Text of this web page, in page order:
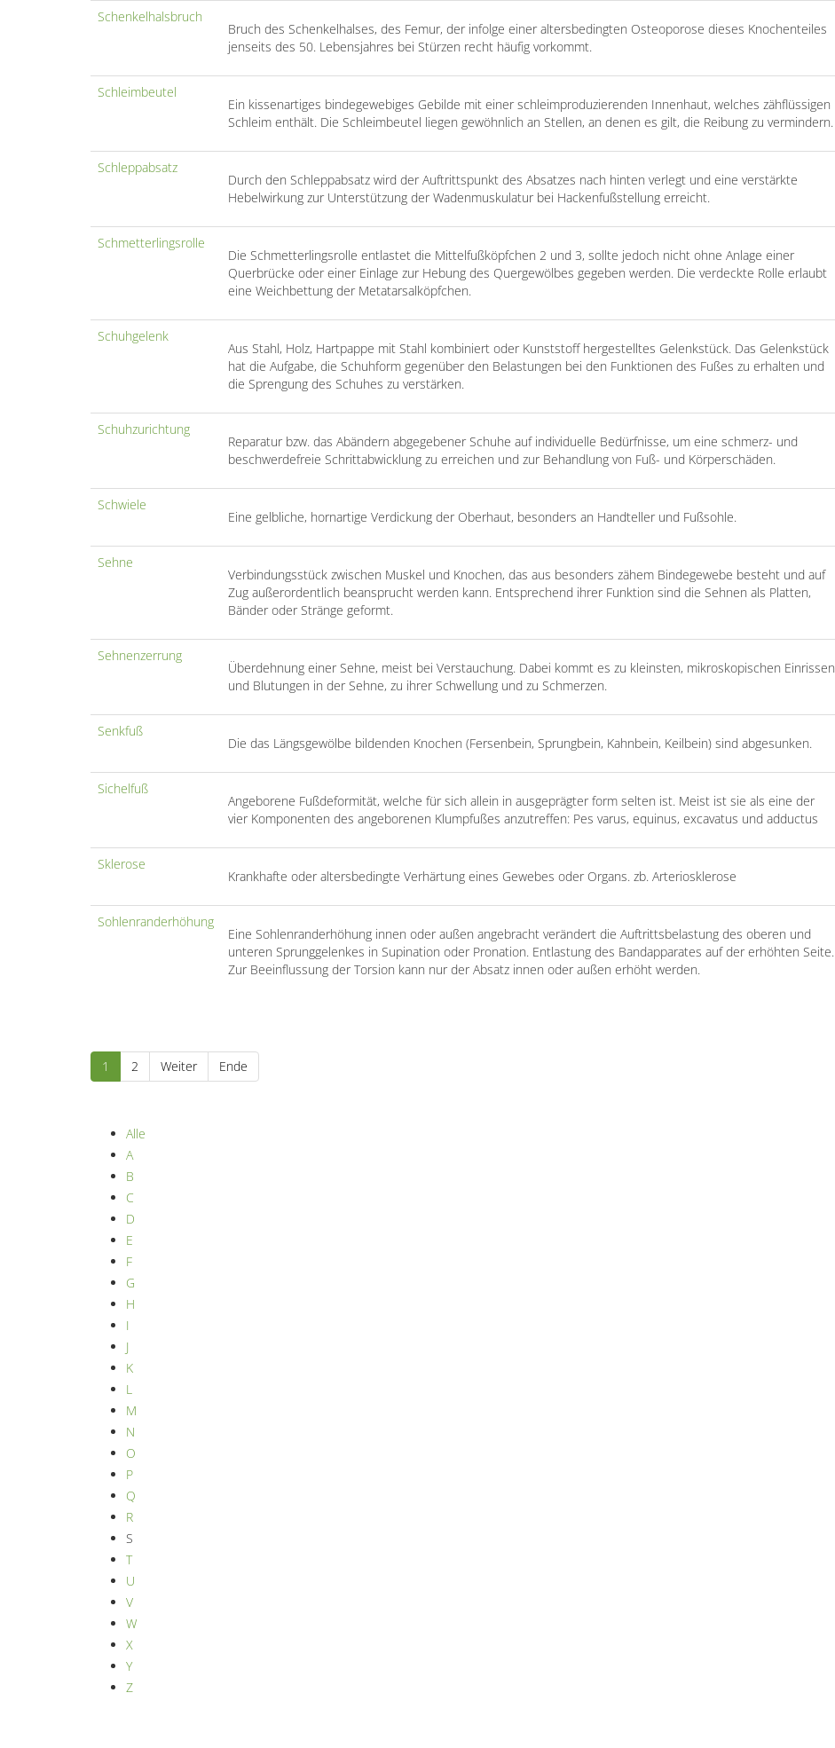
Schenkelhalsbruch
Bruch des Schenkelhalses, des Femur, der infolge einer altersbedingten Osteoporose dieses Knochenteiles
jenseits des 50. Lebensjahres bei Stürzen recht häufig vorkommt.
Schleimbeutel
Ein kissenartiges bindegewebiges Gebilde mit einer schleimproduzierenden Innenhaut, welches zähflüssigen
Schleim enthält. Die Schleimbeutel liegen gewöhnlich an Stellen, an denen es gilt, die Reibung zu vermindern.
Schleppabsatz
Durch den Schleppabsatz wird der Auftrittspunkt des Absatzes nach hinten verlegt und eine verstärkte
Hebelwirkung zur Unterstützung der Wadenmuskulatur bei Hackenfußstellung erreicht.
Schmetterlingsrolle
Die Schmetterlingsrolle entlastet die Mittelfußköpfchen 2 und 3, sollte jedoch nicht ohne Anlage einer
Querbrücke oder einer Einlage zur Hebung des Quergewölbes gegeben werden. Die verdeckte Rolle erlaubt
eine Weichbettung der Metatarsalköpfchen.
Schuhgelenk
Aus Stahl, Holz, Hartpappe mit Stahl kombiniert oder Kunststoff hergestelltes Gelenkstück. Das Gelenkstück
hat die Aufgabe, die Schuhform gegenüber den Belastungen bei den Funktionen des Fußes zu erhalten und
die Sprengung des Schuhes zu verstärken.
Schuhzurichtung
Reparatur bzw. das Abändern abgegebener Schuhe auf individuelle Bedürfnisse, um eine schmerz- und
beschwerdefreie Schrittabwicklung zu erreichen und zur Behandlung von Fuß- und Körperschäden.
Schwiele
Eine gelbliche, hornartige Verdickung der Oberhaut, besonders an Handteller und Fußsohle.
Sehne
Verbindungsstück zwischen Muskel und Knochen, das aus besonders zähem Bindegewebe besteht und auf
Zug außerordentlich beansprucht werden kann. Entsprechend ihrer Funktion sind die Sehnen als Platten,
Bänder oder Stränge geformt.
Sehnenzerrung
Überdehnung einer Sehne, meist bei Verstauchung. Dabei kommt es zu kleinsten, mikroskopischen Einrissen
und Blutungen in der Sehne, zu ihrer Schwellung und zu Schmerzen.
Senkfuß
Die das Längsgewölbe bildenden Knochen (Fersenbein, Sprungbein, Kahnbein, Keilbein) sind abgesunken.
Sichelfuß
Angeborene Fußdeformität, welche für sich allein in ausgeprägter form selten ist. Meist ist sie als eine der
vier Komponenten des angeborenen Klumpfußes anzutreffen: Pes varus, equinus, excavatus und adductus
Sklerose
Krankhafte oder altersbedingte Verhärtung eines Gewebes oder Organs. zb. Arteriosklerose
Sohlenranderhöhung
Eine Sohlenranderhöhung innen oder außen angebracht verändert die Auftrittsbelastung des oberen und
unteren Sprunggelenkes in Supination oder Pronation. Entlastung des Bandapparates auf der erhöhten Seite.
Zur Beeinflussung der Torsion kann nur der Absatz innen oder außen erhöht werden.
1 2 Weiter Ende
Alle
A
B
C
D
E
F
G
H
I
J
K
L
M
N
O
P
Q
R
S
T
U
V
W
X
Y
Z